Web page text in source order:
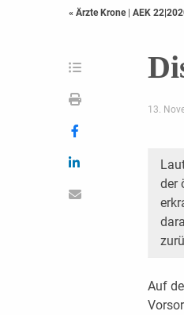
« Ärzte Krone | AEK
13.
der
Auf